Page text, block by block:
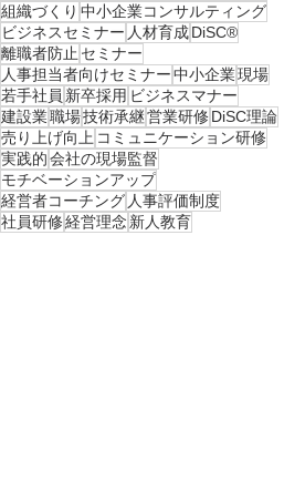
組織づくり 中小企業コンサルティング
ビジネスセミナー 人材育成DiSC®︎
離職者防止 セミナー
人事担当者向けセミナー中小企業現場
若手社員 新卒採用 ビジネスマナー
建設業職場技術承継営業研修DiSC理論
売り上げ向上 コミュニケーション研修
実践的会社の現場監督
モチベーションアップ
経営者コーチング 人事評価制度
社員研修経営理念 新人教育